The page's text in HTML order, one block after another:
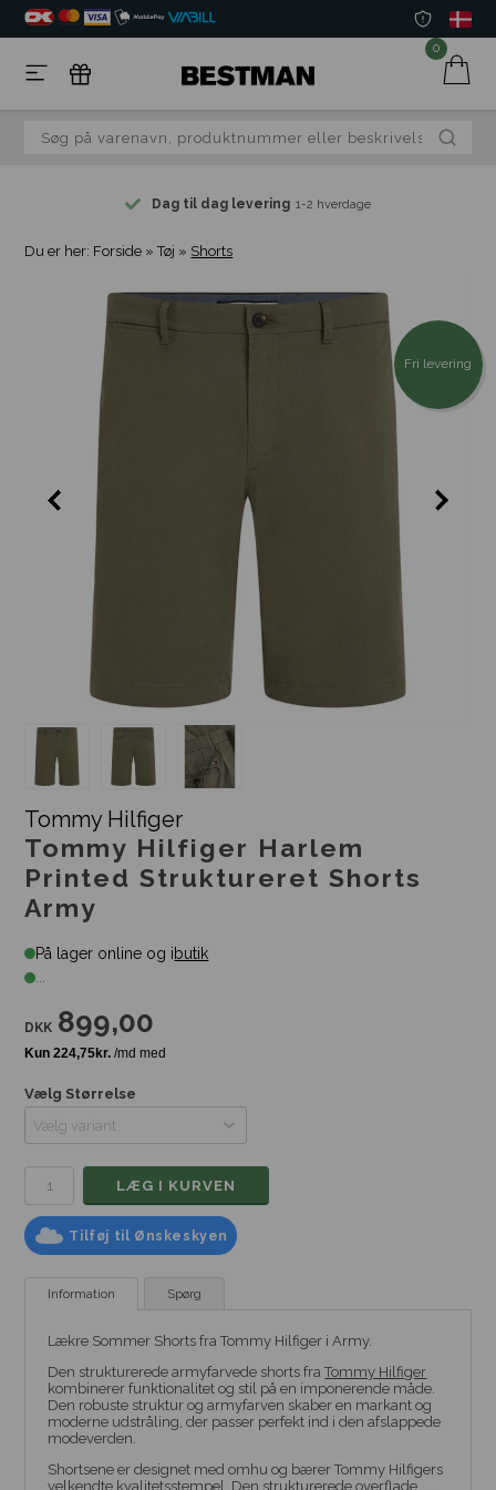
0
Dag til dag levering 1-2 hverdage
Du er her: Forside »Tøj » Shorts
Fri levering
Tommy Hilfiger
Tommy Hilfiger Harlem
Printed Struktureret Shorts
Army
På lager online og ibutik
...
DKK 899,00
Vælg Størrelse
Tilføj til Ønskeskyen
Information Spørg
Lækre Sommer Shorts fra Tommy Hilfiger i Army.
Den strukturerede armyfarvede shorts fraTommy Hilfiger
kombinerer funktionalitet og stil på en imponerende måde.
Den robuste struktur og armyfarven skaber en markant og
moderne udstråling, der passer perfekt ind i den afslappede
modeverden.
Shortsene er designet med omhu og bærer Tommy Hilfigers
velkendte kvalitetsstempel. Den strukturerede overflade